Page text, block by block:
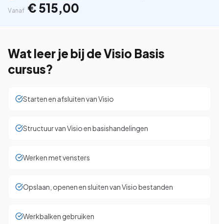
Vanaf € 515,00
Wat leer je bij deVisio Basis
cursus?
Starten en afsluiten van Visio
Structuur van Visio en basishandelingen
Werken met vensters
Opslaan, openen en sluiten van Visio bestanden
Werkbalken gebruiken